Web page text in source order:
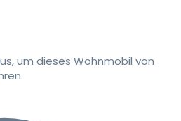
um dieses Wohnmobil von